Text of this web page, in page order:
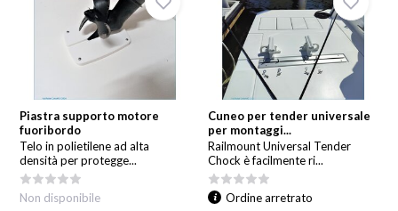
Piastra supporto motore
fuoribordo
Telo in polietilene ad alta
densità per protegge...
Non disponibile
Cuneo per tender universale
per montaggi...
Railmount Universal Tender
Chock è facilmente ri...
Ordine arretrato